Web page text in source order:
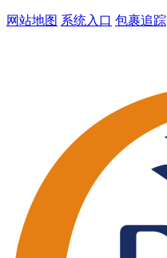
网站地图 系统入口 包裹追踪